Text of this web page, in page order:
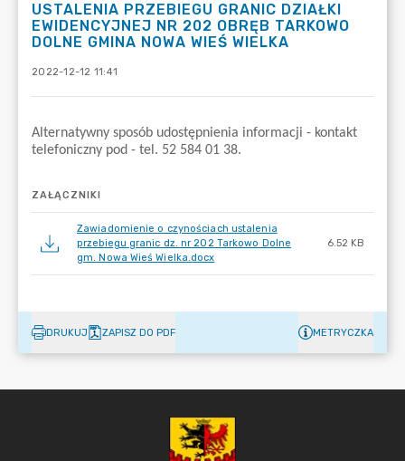
USTALENIA PRZEBIEGU GRANIC DZIAŁKI
EWIDENCYJNEJ NR 202 OBRĘB TARKOWO
DOLNE GMINA NOWA WIEŚ WIELKA
2022-12-12 11:41
ZAŁĄCZNIKI
Zawiadomienie o czynościach ustalenia
przebiegu granic dz. nr 202 Tarkowo Dolne
gm. Nowa Wieś Wielka.docx
6.52 KB
DRUKUJ ZAPISZ DO PDF METRYCZKA